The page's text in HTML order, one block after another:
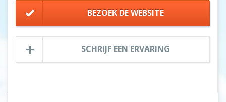
BEZOEK DE WEBSITE
SCHRIJF EEN ERVARING